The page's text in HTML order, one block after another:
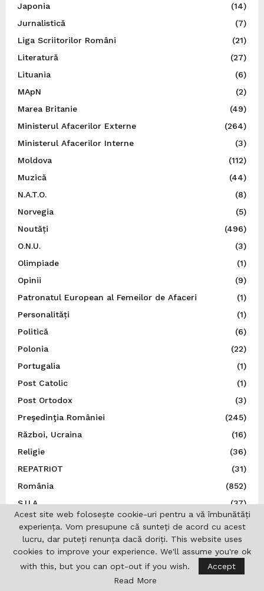
Japonia
(14)
Jurnalistică
(7)
Liga Scriitorilor Români
(21)
Literatură
(27)
Lituania
(6)
MApN
(2)
Marea Britanie
(49)
Ministerul Afacerilor Externe
(264)
Ministerul Afacerilor Interne
(3)
Moldova
(112)
Muzică
(44)
N.A.T.O.
(8)
Norvegia
(5)
Noutăți
(496)
O.N.U.
(3)
Olimpiade
(1)
Opinii
(9)
Patronatul European al Femeilor de Afaceri
(1)
Personalități
(1)
Politică
(6)
Polonia
(22)
Portugalia
(1)
Post Catolic
(1)
Post Ortodox
(3)
Preşedinţia României
(245)
Război, Ucraina
(16)
Religie
(36)
REPATRIOT
(31)
România
(852)
S.U.A.
(37)
San Marino
(1)
Sănătate
(6)
Sărbătoare românească
(5)
Sărbători
(7)
Acest site web folosește cookie-uri pentru a vă îmbunătăți
experiența. Vom presupune că sunteți de acord cu acest
lucru, dar puteți renunța dacă doriți. This website uses
cookies to improve your experience. We'll assume you're ok
with this, but you can opt-out if you wish.
Accept
Read More